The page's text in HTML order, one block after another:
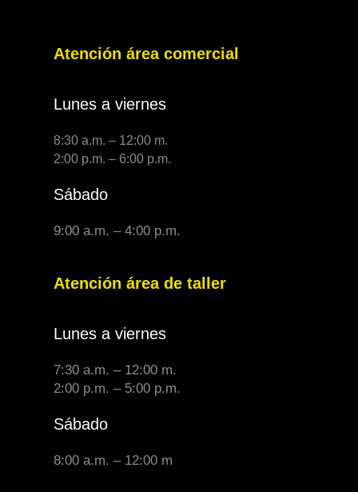
Atención área comercial
Lunes a viernes
8:30 a.m. – 12:00 m.
2:00 p.m. – 6:00 p.m.
Sábado
9:00 a.m. – 4:00 p.m.
Atención área de taller
Lunes a viernes
7:30 a.m. – 12:00 m.
2:00 p.m. – 5:00 p.m.
Sábado
8:00 a.m. – 12:00 m